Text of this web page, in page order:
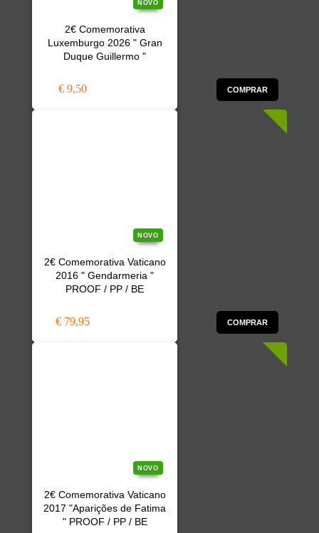
NOVO
2€ Comemorativa
Luxemburgo 2026 " Gran
Duque Guillermo "
€ 9,50 COMPRAR
NOVO
2€ Comemorativa Vaticano
2016 " Gendarmeria "
PROOF / PP / BE
€ 79,95 COMPRAR
NOVO
2€ Comemorativa Vaticano
2017 "Aparições de Fatima
" PROOF / PP / BE